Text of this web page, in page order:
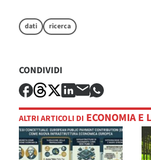
dati ricerca
CONDIVIDI
ALTRI ARTICOLI DI ECONOMIA E